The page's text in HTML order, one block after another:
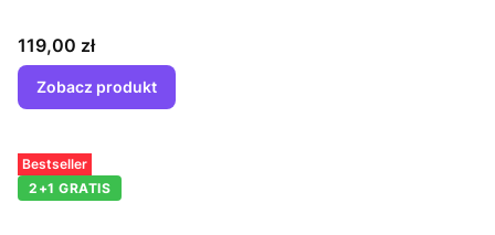
Cena
119,00 zł
Zobacz produkt
Bestseller
2+1 GRATIS